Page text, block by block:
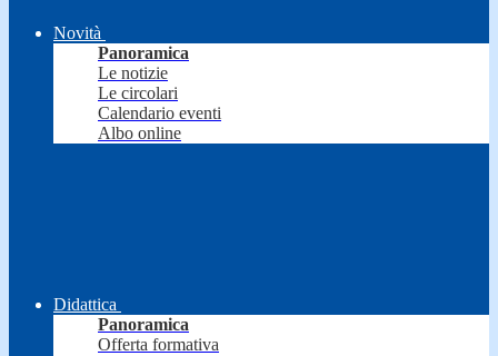
Novità
Panoramica
Le notizie
Le circolari
Calendario eventi
Albo online
Didattica
Panoramica
Offerta formativa